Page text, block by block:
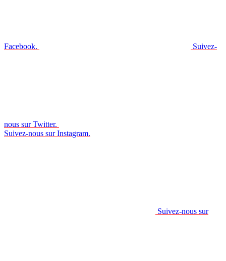
Facebook. Suivez-
nous sur Twitter.
Suivez-nous sur Instagram.
Suivez-nous sur